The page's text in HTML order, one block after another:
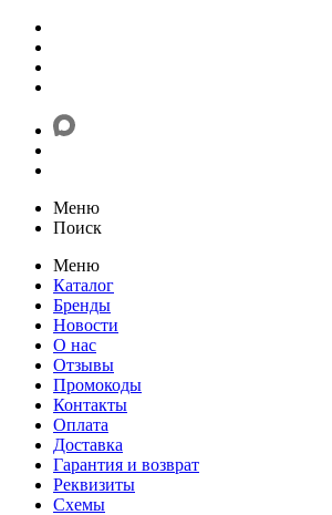
Меню
Поиск
Меню
Каталог
Бренды
Новости
О нас
Отзывы
Промокоды
Контакты
Оплата
Доставка
Гарантия и возврат
Реквизиты
Схемы